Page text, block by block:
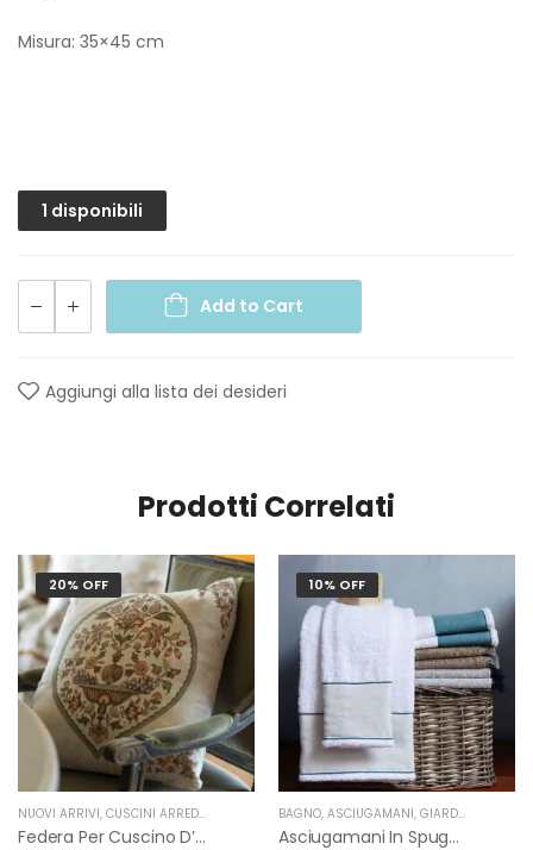
Misura: 35×45 cm
1 disponibili
Add to Cart
Aggiungi alla lista dei desideri
Prodotti Correlati
20% OFF
NUOVI ARRIVI, CUSCINI ARREDO TESSITURA TOSCANA TELERIE
Federa Per Cuscino D’arredo Mudra In Lino Di Tessitura Toscana Telerie
10% OFF
BAGNO, ASCIUGAMANI, GIARDINO SEGRETO
Asciugamani In Spugna E Lino Di Giardino Segreto